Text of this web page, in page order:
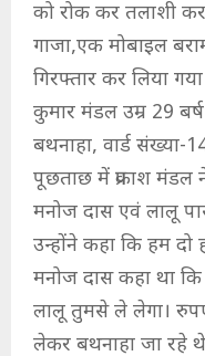
को रोक कर तलाशी
गाजा,एक मोबाइल
गिरफ्तार कर लिया
कुमार मंडल उम्र 29
बथनाहा, वार्ड संख्या-
पूछताछ में प्रकाश मंडल
मनोज दास एवं लालू
उन्होंने कहा कि हम
मनोज दास कहा था
लालू तुमसे ले लेगा।
लेकर बथनाहा जा रहे